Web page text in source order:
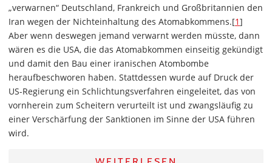
„verwarnen“ Deutschland, Frankreich und Großbritannien den
Iran wegen der Nichteinhaltung des Atomabkommens.[1]
Aber wenn deswegen jemand verwarnt werden müsste, dann
wären es die USA, die das Atomabkommen einseitig gekündigt
und damit den Bau einer iranischen Atombombe
heraufbeschworen haben. Stattdessen wurde auf Druck der
US-Regierung ein Schlichtungsverfahren eingeleitet, das von
vornherein zum Scheitern verurteilt ist und zwangsläufig zu
einer Verschärfung der Sanktionen im Sinne der USA führen
wird.